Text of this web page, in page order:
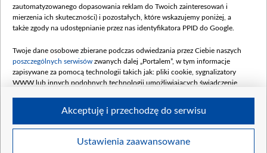
Dofinansowanie 900 000 000,00 PLN
Data podpisania umowy: LUTY 2026 (wpłata
kwiecień 180 mln, 7 maja 180 mln, 8
czerwca 90 mln)
Dofinansowanie 250 000 000,00 PLN
4 sierpnia 250 mln
zautomatyzowanego dopasowania reklam do Twoich zainteresowań i
mierzenia ich skuteczności) i pozostałych, które wskazujemy poniżej, a
także zgody na udostępnianie przez nas identyfikatora PPID do Google.
Twoje dane osobowe zbierane podczas odwiedzania przez Ciebie naszych
poszczególnych serwisów zwanych dalej „Portalem”, w tym informacje
zapisywane za pomocą technologii takich jak: pliki cookie, sygnalizatory
WWW lub innych podobnych technologii umożliwiających świadczenie
Twoje dane osobowe zbierane podczas odwiedzania przez Ciebie
Ustawienia zaawansowane
Akceptuję i przechodzę do serwisu